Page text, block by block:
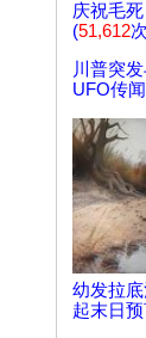
庆祝毛
(51,612
川普突
UFO传
幼发拉底
起末日